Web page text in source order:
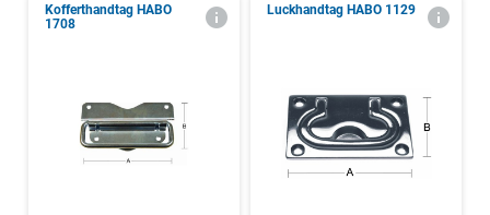
Kofferthandtag HABO
1708
Luckhandtag HABO 1129